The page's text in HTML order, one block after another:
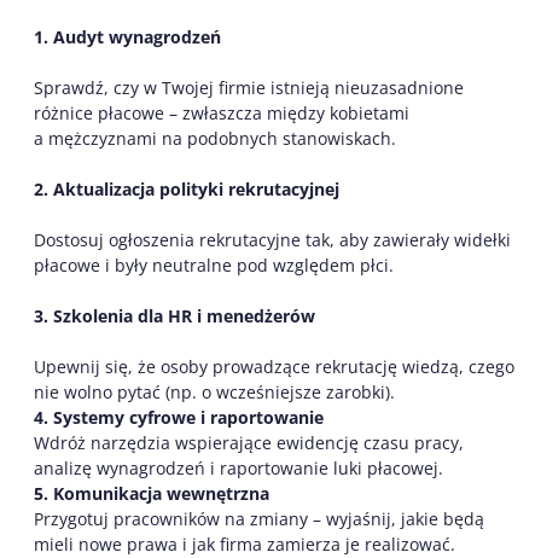
1. Audyt wynagrodzeń
Sprawdź, czy w Twojej firmie istnieją nieuzasadnione
różnice płacowe – zwłaszcza między kobietami
a mężczyznami na podobnych stanowiskach.
2. Aktualizacja polityki rekrutacyjnej
Dostosuj ogłoszenia rekrutacyjne tak, aby zawierały widełki
płacowe i były neutralne pod względem płci.
3. Szkolenia dla HR i menedżerów
Upewnij się, że osoby prowadzące rekrutację wiedzą, czego
nie wolno pytać (np. o wcześniejsze zarobki).
4. Systemy cyfrowe i raportowanie
Wdróż narzędzia wspierające ewidencję czasu pracy,
analizę wynagrodzeń i raportowanie luki płacowej.
5. Komunikacja wewnętrzna
Przygotuj pracowników na zmiany – wyjaśnij, jakie będą
mieli nowe prawa i jak firma zamierza je realizować.